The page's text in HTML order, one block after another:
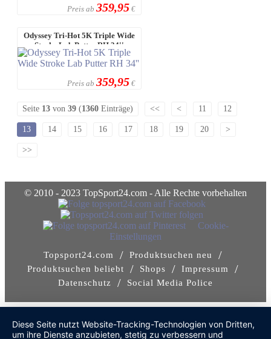
Preis ab 359,95 €
Odyssey Tri-Hot 5K Triple Wide
Stroke Lab Putter RH 34''
Preis ab 359,95 €
Seite 13 von 39 (1360 Einträge) << < 11 12
13 14 15 16 17 18 19 20 >
>>
© 2010 - 2023 TopSport24.com - Alle Rechte vorbehalten
Cookie-
Einstellungen
Topsport24.com / Produktsuchen neu /
Produktsuchen beliebt / Shops / Impressum /
Datenschutz / Social Media Police
Diese Seite nutzt Website-Tracking-Technologien von Dritten,
um ihre Dienste anzubieten, stetig zu verbessern und